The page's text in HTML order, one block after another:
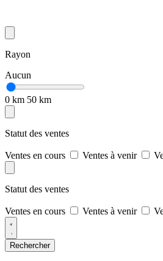
Rayon
Aucun
0 km 50 km
Statut des ventes
Ventes en cours Ventes à venir
Statut des ventes
Ventes en cours Ventes à venir
Rechercher